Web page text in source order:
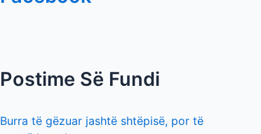
o
:
Postime Së Fundi
Burra të gëzuar jashtë shtëpisë, por të
i
e